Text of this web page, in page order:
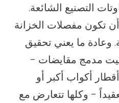
التصنيع الشائعة.
تكون مفصلات الخزانة
ما يعني تحقيق
مدمج مقايضات -
أكواب أكبر أو
- وكلها تتعارض مع